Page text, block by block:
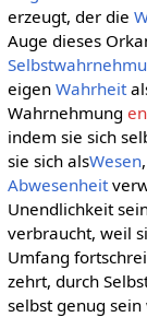
erzeugt, der die
Auge dieses
eigen Wahrheit
Wahrnehmung
indem sie sich
sie sich alsWesen
Abwesenheit
Unendlichkeit
verbraucht, weil
Umfang
zehrt, durch
selbst genug sein